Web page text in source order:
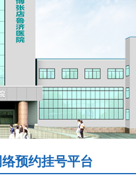
络预约挂号平台